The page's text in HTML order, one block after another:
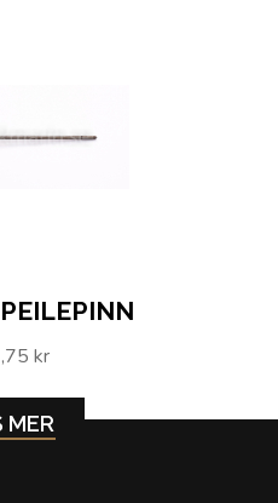
kr
MER